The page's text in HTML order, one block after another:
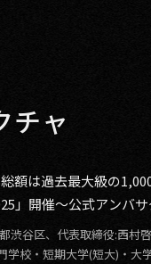
チャ
額は過去最大級の
」開催〜公式アンバ
渋谷区、代表取締役:西村
学校・短期大学(短大)・